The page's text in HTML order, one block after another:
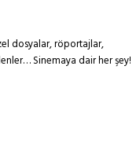
dosyalar, röportajlar,
Sinemaya dair her şey!